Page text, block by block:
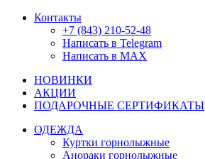
Контакты
+7 (843) 210-52-48
Написать в Telegram
Написать в MAX
НОВИНКИ
АКЦИИ
ПОДАРОЧНЫЕ СЕРТИФИКАТЫ
ОДЕЖДА
Куртки горнолыжные
Анораки горнолыжные